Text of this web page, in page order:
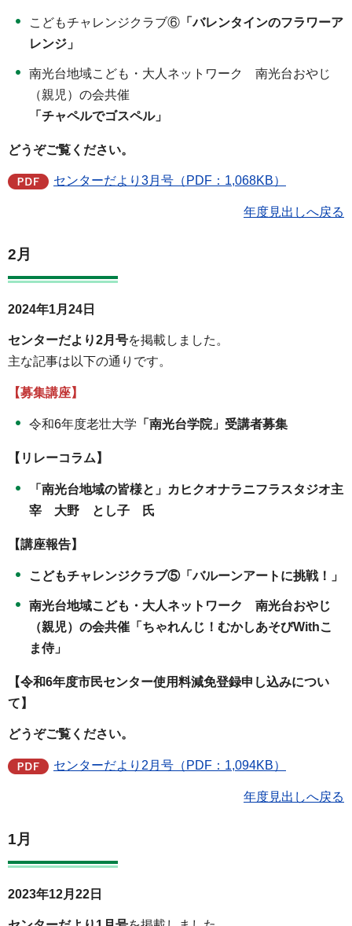
こどもチャレンジクラブ⑥ 「バレンタインのフラワーア
レンジ」
南光台地域こども・大人ネットワーク 南光台おやじ
（親児）の会共催
「チャペルでゴスペル」
どうぞご覧ください。
センターだより3月号（PDF：1,068KB）
年度見出しへ戻る
2月
2024年1月24日
センターだより2月号を掲載しました。
主な記事は以下の通りです。
【募集講座】
令和6年度老壮大学 「南光台学院」受講者募集
【リレーコラム】
「南光台地域の皆様と」カヒクオナラニフラスタジオ主
宰 大野 とし子 氏
【講座報告】
こどもチャレンジクラブ⑤「バルーンアートに挑戦！」
南光台地域こども・大人ネットワーク 南光台おやじ
（親児）の会共催「ちゃれんじ！むかしあそびWithこ
ま侍」
【令和6年度市民センター使用料減免登録申し込みについ
て】
どうぞご覧ください。
センターだより2月号（PDF：1,094KB）
年度見出しへ戻る
1月
2023年12月22日